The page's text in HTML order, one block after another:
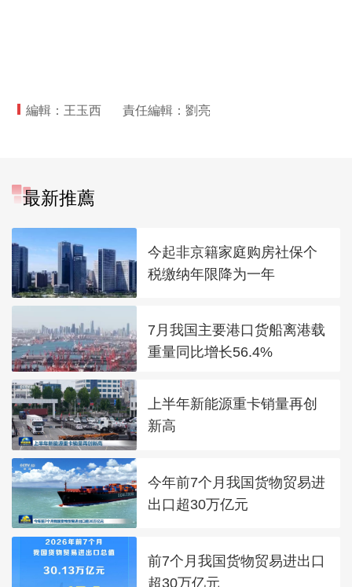
編輯：王玉西 責任編輯：劉亮
最新推薦
今起非京籍家庭购房社保个
税缴纳年限降为一年
7月我国主要港口货船离港载
重量同比增长56.4%
上半年新能源重卡销量再创
新高
今年前7个月我国货物贸易进
出口超30万亿元
前7个月我国货物贸易进出口
超30万亿元